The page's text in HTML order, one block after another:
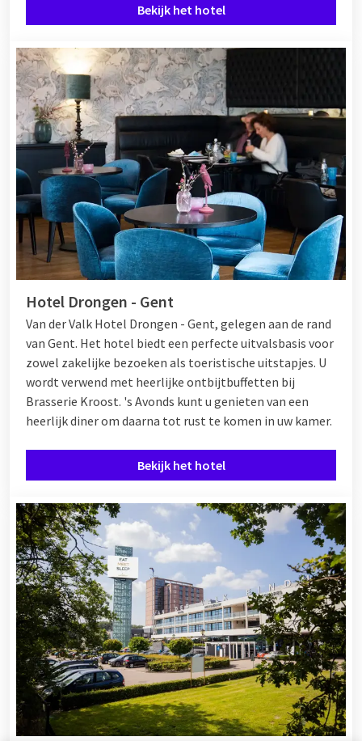
Bekijk het hotel
Hotel Drongen - Gent
Van der Valk Hotel Drongen - Gent, gelegen aan de rand
van Gent. Het hotel biedt een perfecte uitvalsbasis voor
zowel zakelijke bezoeken als toeristische uitstapjes. U
wordt verwend met heerlijke ontbijtbuffetten bij
Brasserie Kroost. 's Avonds kunt u genieten van een
heerlijk diner om daarna tot rust te komen in uw kamer.
Bekijk het hotel